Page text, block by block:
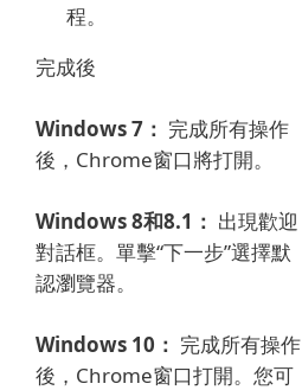
程。
完成後
Windows 7： 完成所有操作
後，Chrome窗口將打開。
Windows 8和8.1： 出現歡迎
對話框。 單擊“下一步”選擇默
認瀏覽器。
Windows 10： 完成所有操作
後，Chrome窗口打開。 您可